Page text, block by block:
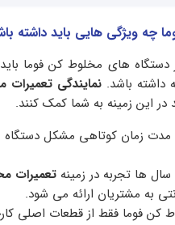
چه ویژگی هایی باید داشته
دستگاه های مخلوط کن فوما
داشته باشد.نمایندگی
در این زمینه به شما کمک کنند.
زمان کوتاهی مشکل
سال ها تجربه در زمینهتعمیرات
به مشتریان ارائه می شود.
کن فوما فقط از قطعات اصلی